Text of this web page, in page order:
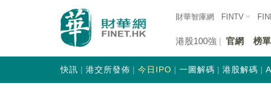
財華智庫網 FINTV
港股100強 官網 榜單
快訊 港交所發佈 今日IPO 一圖解碼 港股解碼